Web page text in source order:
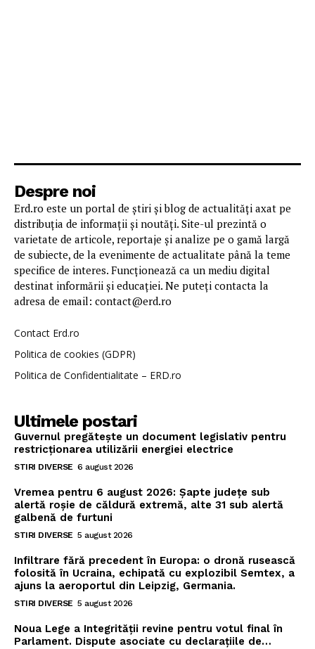
Despre noi
Erd.ro este un portal de știri și blog de actualități axat pe
distribuția de informații și noutăți. Site-ul prezintă o
varietate de articole, reportaje și analize pe o gamă largă
de subiecte, de la evenimente de actualitate până la teme
specifice de interes. Funcționează ca un mediu digital
destinat informării și educației. Ne puteți contacta la
adresa de email: contact@erd.ro
Contact Erd.ro
Politica de cookies (GDPR)
Politica de Confidentialitate – ERD.ro
Ultimele postari
Guvernul pregătește un document legislativ pentru
restricționarea utilizării energiei electrice
STIRI DIVERSE 6 august 2026
Vremea pentru 6 august 2026: Șapte județe sub
alertă roșie de căldură extremă, alte 31 sub alertă
galbenă de furtuni
STIRI DIVERSE 5 august 2026
Infiltrare fără precedent în Europa: o dronă rusească
folosită în Ucraina, echipată cu explozibil Semtex, a
ajuns la aeroportul din Leipzig, Germania.
STIRI DIVERSE 5 august 2026
Noua Lege a Integrității revine pentru votul final în
Parlament. Dispute asociate cu declarațiile de…